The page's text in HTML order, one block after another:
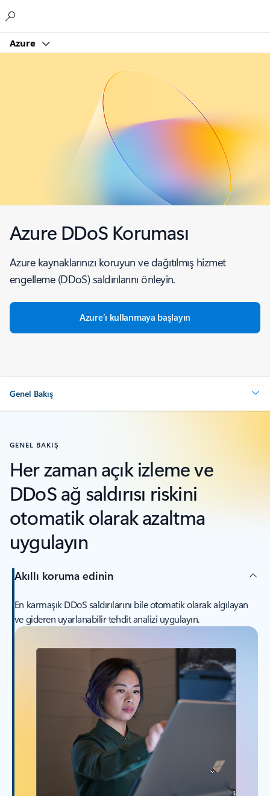
Azure
Azure DDoS Koruması
Azure kaynaklarınızı koruyun ve dağıtılmış hizmet
engelleme (DDoS) saldırılarını önleyin.
Azure’ı kullanmaya başlayın
Genel Bakış
GENEL BAKIŞ
Her zaman açık izleme ve
DDoS ağ saldırısı riskini
otomatik olarak azaltma
uygulayın
Akıllı koruma edinin
En karmaşık DDoS saldırılarını bile otomatik olarak algılayan
ve gideren uyarlanabilir tehdit analizi uygulayın.